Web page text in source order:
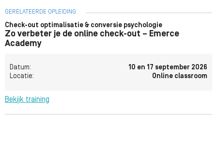
GERELATEERDE OPLEIDING
Check-out optimalisatie & conversie psychologie
Zo verbeter je de online check-out – Emerce
Academy
Datum:
10 en 17 september 2026
Locatie:
Online classroom
Bekijk training